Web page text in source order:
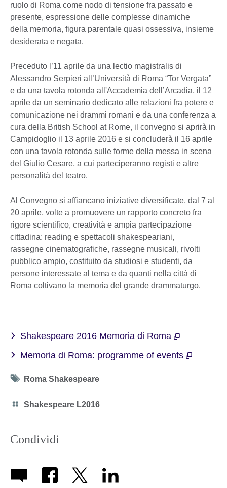
ruolo di Roma come nodo di tensione fra passato e
presente, espressione delle complesse dinamiche
della memoria, figura parentale quasi ossessiva, insieme
desiderata e negata.
Preceduto l’11 aprile da una lectio magistralis di
Alessandro Serpieri all’Università di Roma “Tor Vergata”
e da una tavola rotonda all'Accademia dell’Arcadia, il 12
aprile da un seminario dedicato alle relazioni fra potere e
comunicazione nei drammi romani e da una conferenza a
cura della British School at Rome, il convegno si aprirà in
Campidoglio il 13 aprile 2016 e si concluderà il 16 aprile
con una tavola rotonda sulle forme della messa in scena
del Giulio Cesare, a cui parteciperanno registi e altre
personalità del teatro.
Al Convegno si affiancano iniziative diversificate, dal 7 al
20 aprile, volte a promuovere un rapporto concreto fra
rigore scientifico, creatività e ampia partecipazione
cittadina: reading e spettacoli shakespeariani,
rassegne cinematografiche, rassegne musicali, rivolti
pubblico ampio, costituito da studiosi e studenti, da
persone interessate al tema e da quanti nella città di
Roma coltivano la memoria del grande drammaturgo.
Shakespeare 2016 Memoria di Roma
Memoria di Roma: programme of events
Tag
Roma Shakespeare
Category
Shakespeare L2016
Condividi